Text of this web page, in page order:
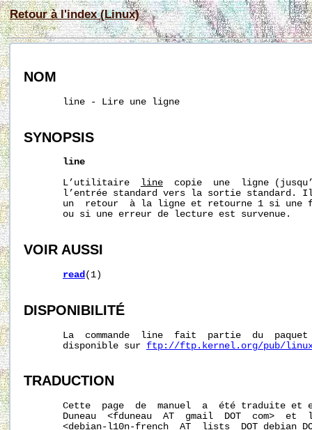
Retour à l'index (Linux)
NOM
       line - Lire une ligne
SYNOPSIS
line
       L’utilitaire
line
copie  une  ligne
l’entrée standard vers la sortie standard.
un  retour  à la ligne et retourne 1 si une
       ou si une erreur de lecture est survenue.
VOIR AUSSI
read (1)
DISPONIBILITÉ
La  commande  line  fait  partie  du
       disponible sur
ftp://ftp.kernel.org/pub/
TRADUCTION
Cette  page  de  manuel  a  été traduite et
Duneau  <fduneau  AT  gmail  DOT  com>  et
<debian-l10n-french  AT  lists  DOT debian